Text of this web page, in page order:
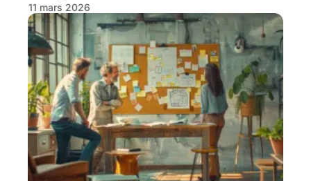
11 mars 2026